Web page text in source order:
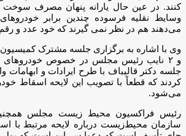
کنند. در عین حال یارانه پنهان مصرف سوخت
وسایط نقلیه فرسوده چندین برابر
می‌دهند هم در نظر نمی گیرند که خود عدد و
وی با اشاره به برگزاری جلسه مشترک
و ۲ نایب رئیس مجلس در خصوص
جلسه دکتر قالیباف با طرح ایرادات و ابهامات
کردند که قطعاً با تصویب این لایحه اسقاط
می‌شود.
رئیس فراکسیون محیط زیست مجلس همچنین
سازمان محیط‌زیست درباره لایحه مرتبط با